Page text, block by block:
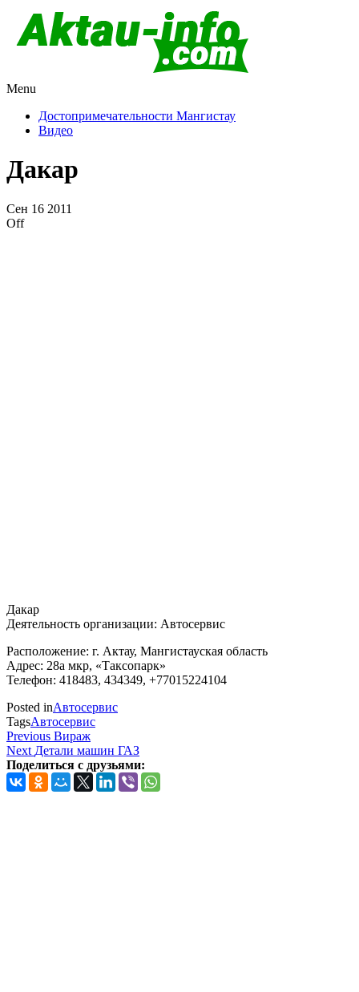
Казахстан
Menu
Достопримечательности Мангистау
Видео
Дакар
Сен 16 2011
Off
Дакар
Деятельность организации: Автосервис
Расположение: г. Актау, Мангистауская область
Адрес: 28а мкр, «Таксопарк»
Телефон: 418483, 434349, +77015224104
Posted inАвтосервис
TagsАвтосервис
Навигация
по
записям
Previous
Post
Previous Вираж
Next
Post
Next Детали машин ГАЗ
Поделиться с друзьями: